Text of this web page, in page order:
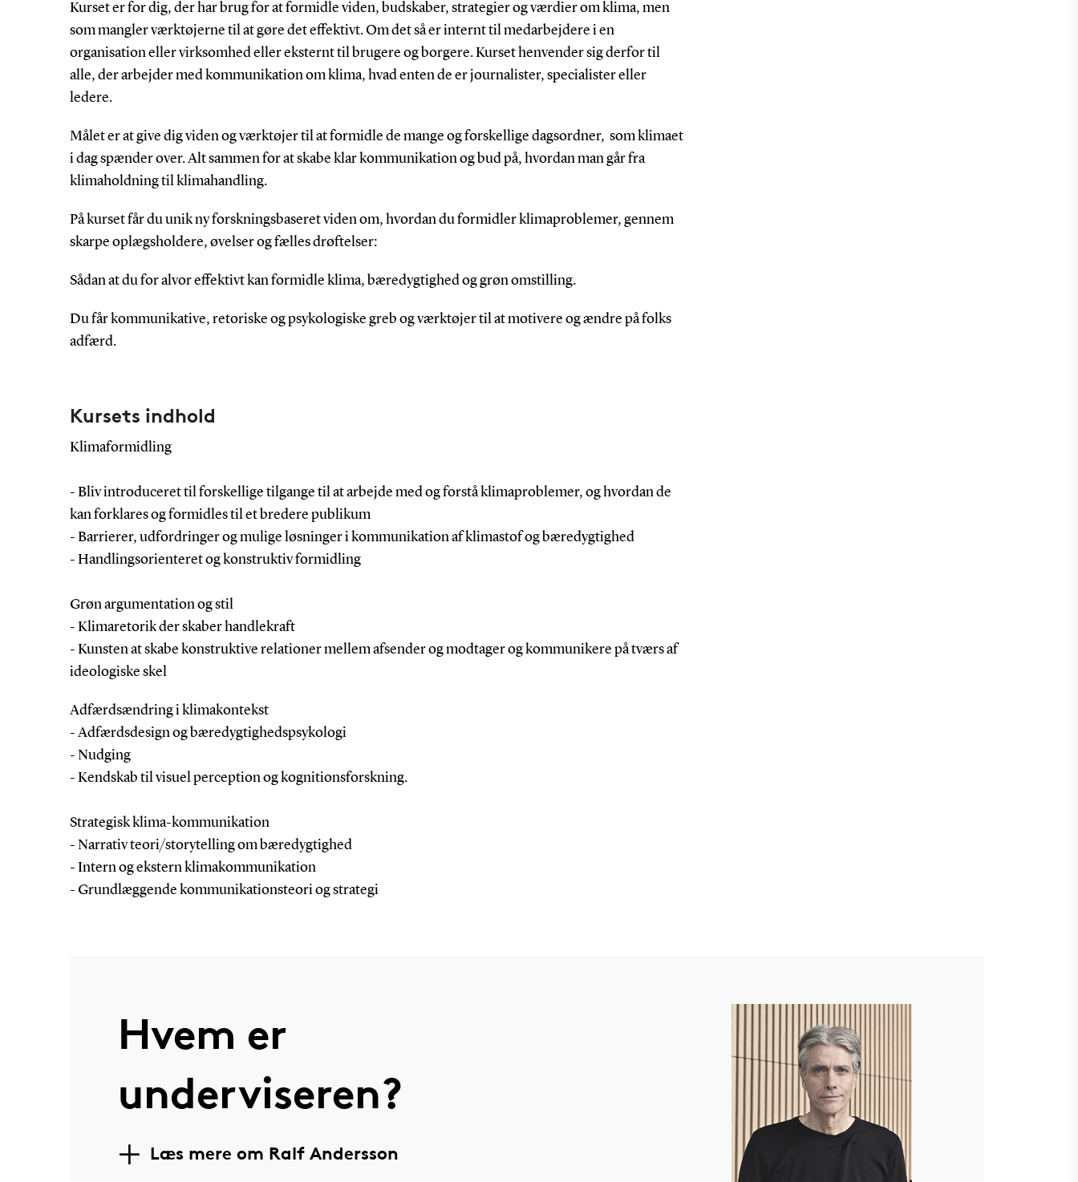
Kurset er for dig, der har brug for at formidle viden, budskaber, strategier og værdier om klima, men
som mangler værktøjerne til at gøre det effektivt. Om det så er internt til medarbejdere i en
organisation eller virksomhed eller eksternt til brugere og borgere. Kurset henvender sig derfor til
alle, der arbejder med kommunikation om klima, hvad enten de er journalister, specialister eller
ledere.
Målet er at give dig viden og værktøjer til at formidle de mange og forskellige dagsordner, som klimaet
i dag spænder over. Alt sammen for at skabe klar kommunikation og bud på, hvordan man går fra
klimaholdning til klimahandling.
På kurset får du unik ny forskningsbaseret viden om, hvordan du formidler klimaproblemer, gennem
skarpe oplægsholdere, øvelser og fælles drøftelser:
Sådan at du for alvor effektivt kan formidle klima, bæredygtighed og grøn omstilling.
Du får kommunikative, retoriske og psykologiske greb og værktøjer til at motivere og ændre på folks
adfærd.
Kursets indhold
Klimaformidling
- Bliv introduceret til forskellige tilgange til at arbejde med og forstå klimaproblemer, og hvordan de
kan forklares og formidles til et bredere publikum
- Barrierer, udfordringer og mulige løsninger i kommunikation af klimastof og bæredygtighed
- Handlingsorienteret og konstruktiv formidling
Grøn argumentation og stil
- Klimaretorik der skaber handlekraft
- Kunsten at skabe konstruktive relationer mellem afsender og modtager og kommunikere på tværs af
ideologiske skel
Adfærdsændring i klimakontekst
- Adfærdsdesign og bæredygtighedspsykologi
- Nudging
- Kendskab til visuel perception og kognitionsforskning.
Strategisk klima-kommunikation
- Narrativ teori/storytelling om bæredygtighed
- Intern og ekstern klimakommunikation
- Grundlæggende kommunikationsteori og strategi
Hvem er
underviseren?
Læs mere om Ralf Andersson